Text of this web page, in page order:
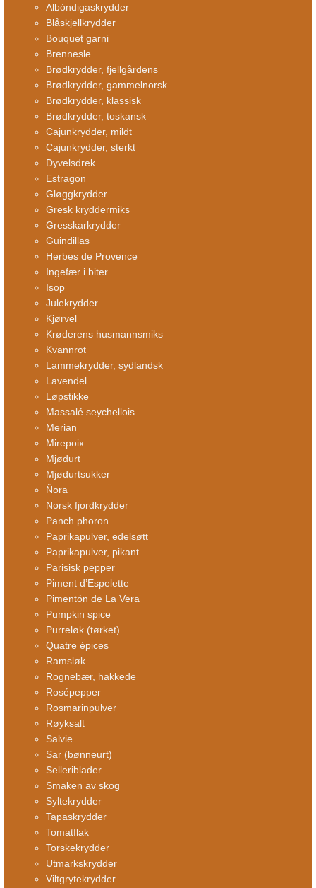
Albóndigaskrydder
Blåskjellkrydder
Bouquet garni
Brennesle
Brødkrydder, fjellgårdens
Brødkrydder, gammelnorsk
Brødkrydder, klassisk
Brødkrydder, toskansk
Cajunkrydder, mildt
Cajunkrydder, sterkt
Dyvelsdrek
Estragon
Gløggkrydder
Gresk kryddermiks
Gresskarkrydder
Guindillas
Herbes de Provence
Ingefær i biter
Isop
Julekrydder
Kjørvel
Krøderens husmannsmiks
Kvannrot
Lammekrydder, sydlandsk
Lavendel
Løpstikke
Massalé seychellois
Merian
Mirepoix
Mjødurt
Mjødurtsukker
Ñora
Norsk fjordkrydder
Panch phoron
Paprikapulver, edelsøtt
Paprikapulver, pikant
Parisisk pepper
Piment d’Espelette
Pimentón de La Vera
Pumpkin spice
Purreløk (tørket)
Quatre épices
Ramsløk
Rognebær, hakkede
Rosépepper
Rosmarinpulver
Røyksalt
Salvie
Sar (bønneurt)
Selleriblader
Smaken av skog
Syltekrydder
Tapaskrydder
Tomatflak
Torskekrydder
Utmarkskrydder
Viltgrytekrydder